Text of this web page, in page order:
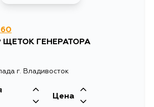
ЩЕТОК ГЕНЕРАТОРА
г. Владивосток
Цена